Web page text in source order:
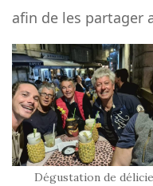
afin de les partager
Dégustation de